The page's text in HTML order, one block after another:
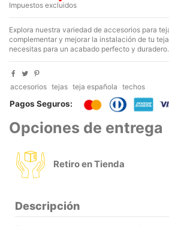
Impuestos excluidos
Explora nuestra variedad de accesorios para
complementar y mejorar la instalación de tu
necesitas para un acabado perfecto y duradero.
accesorios tejas teja española techos
Pagos Seguros:
Opciones de entrega
Retiro en Tienda
Descripción